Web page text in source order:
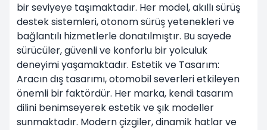
bir seviyeye taşımaktadır. Her model, akıllı sürüş
destek sistemleri, otonom sürüş yetenekleri ve
bağlantılı hizmetlerle donatılmıştır. Bu sayede
sürücüler, güvenli ve konforlu bir yolculuk
deneyimi yaşamaktadır. Estetik ve Tasarım:
Aracın dış tasarımı, otomobil severleri etkileyen
önemli bir faktördür. Her marka, kendi tasarım
dilini benimseyerek estetik ve şık modeller
sunmaktadır. Modern çizgiler, dinamik hatlar ve